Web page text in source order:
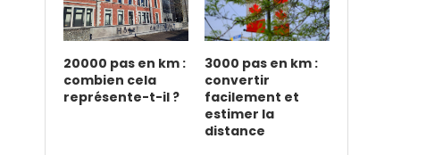
20000 pas en km :
combien cela
représente-t-il ?
3000 pas en km :
convertir
facilement et
estimer la
distance